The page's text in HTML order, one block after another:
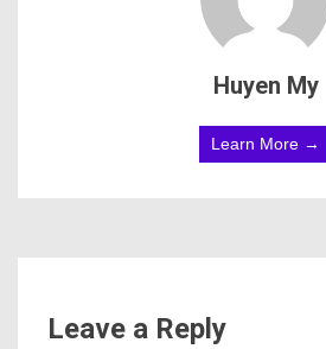
Huyen My
Learn More →
Leave a Reply